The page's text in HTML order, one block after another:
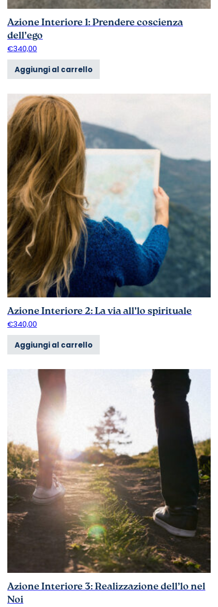
Azione Interiore 1: Prendere coscienza
dell’ego
€340,00
Aggiungi al carrello
Azione Interiore 2: La via all’lo spirituale
€340,00
Aggiungi al carrello
Azione Interiore 3: Realizzazione dell’lo nel
Noi